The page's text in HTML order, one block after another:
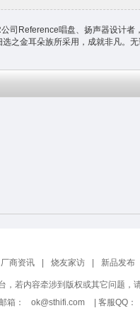
司Reference唱盘、扬声器设计
之金耳朵族所采用，成就非凡。
厂商资讯 | 烧友家访 | 新品发布
，若内容牵涉到版权或其它问题，
箱：
ok@sthifi.com | 客服QQ：